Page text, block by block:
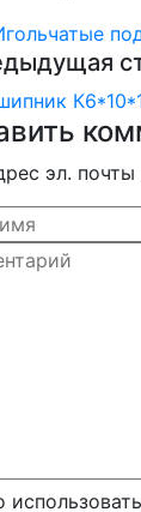
эл. почты